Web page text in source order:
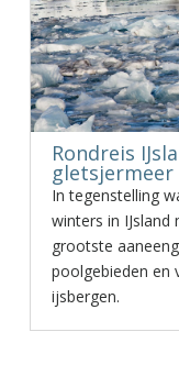
Rondreis
gletsjermeer
In tegenstelling
winters in
grootste
poolgebieden en
ijsbergen.